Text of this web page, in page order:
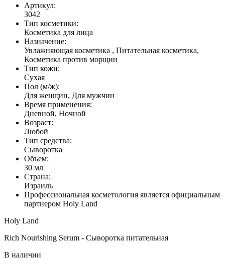
Артикул:
3042
Тип косметики:
Косметика для лица
Назначение:
Увлажняющая косметика , Питательная косметика,
Косметика против морщин
Тип кожи:
Сухая
Пол (м/ж):
Для женщин, Для мужчин
Время применения:
Дневной, Ночной
Возраст:
Любой
Тип средства:
Сыворотка
Объем:
30 мл
Страна:
Израиль
Профессиональная косметология является официальным
партнером Holy Land
Holy Land
Rich Nourishing Serum - Сыворотка питательная
В наличии